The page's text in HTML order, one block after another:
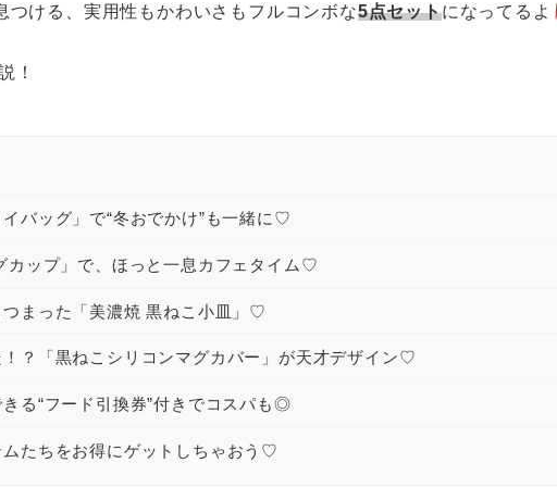
つける、実用性もかわいさもフルコンボな5点セットになってるよ
！
バッグ」で“冬おでかけ”も一緒に♡
ップ」で、ほっと一息カフェタイム♡
まった「美濃焼 黒ねこ小皿」♡
？「黒ねこシリコンマグカバー」が天才デザイン♡
る“フード引換券”付きでコスパも◎
たちをお得にゲットしちゃおう♡